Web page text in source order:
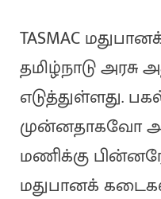
TASMAC
தமிழ்நாடு அரசு
எடுத்துள்ளது.
முன்னதாகவோ
மணிக்கு
மதுபானக்